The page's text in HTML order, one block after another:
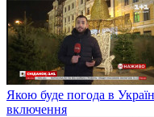
Якою буде погода в
включення